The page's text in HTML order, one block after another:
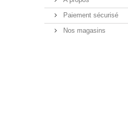
Paiement sécurisé
Nos magasins